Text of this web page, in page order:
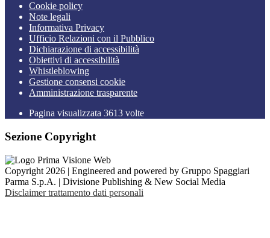
Cookie policy
Note legali
Informativa Privacy
Ufficio Relazioni con il Pubblico
Dichiarazione di accessibilità
Obiettivi di accessibilità
Whistleblowing
Gestione consensi cookie
Amministrazione trasparente
Pagina visualizzata 3613 volte
Sezione Copyright
Copyright 2026 | Engineered and powered by Gruppo Spaggiari
Parma S.p.A. | Divisione Publishing & New Social Media
Disclaimer trattamento dati personali